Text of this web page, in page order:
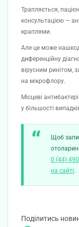
Трапляється,
консультацією —
краплями.
Але це може
диференційну
вірусним ринітом,
на мікрофлору.
Місцеві
у більшості
Щоб
0 (44)
на сайті.
Поділитись